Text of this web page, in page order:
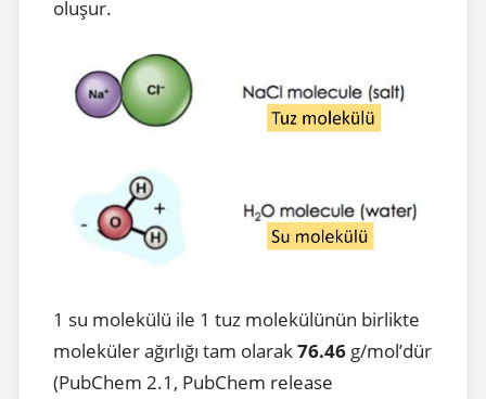
oluşur.
1 su molekülü ile 1 tuz molekülünün birlikte
moleküler ağırlığı tam olarak76.46 g/mol’dür
(PubChem 2.1, PubChem release